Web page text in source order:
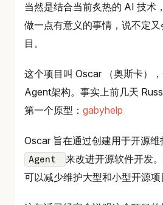
当然是结合当前炙热的 AI 技术
做一点有意义的事情，说不定
目。
这个项目叫 Oscar （奥斯卡）
Agent架构。事实上前几天
第一个原型： gabyhelp
Oscar 旨在通过创建用于开源维
Agent
来改进开源软件开发
可以减少维护大型和小型开源项